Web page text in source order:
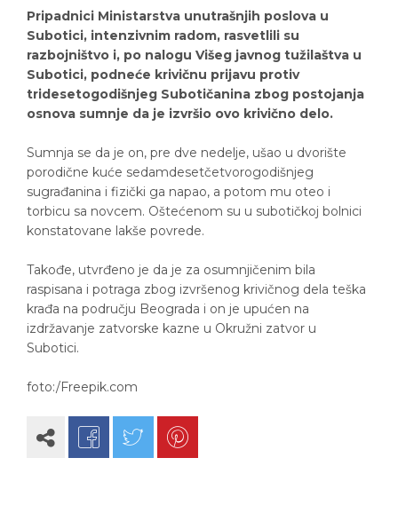
Pripadnici Ministarstva unutrašnjih poslova u
Subotici, intenzivnim radom, rasvetlili su
razbojništvo i, po nalogu Višeg javnog tužilaštva u
Subotici, podneće krivičnu prijavu protiv
tridesetogodišnjeg Subotičanina zbog postojanja
osnova sumnje da je izvršio ovo krivično delo.
Sumnja se da je on, pre dve nedelje, ušao u dvorište
porodične kuće sedamdesetčetvorogodišnjeg
sugrađanina i fizički ga napao, a potom mu oteo i
torbicu sa novcem. Oštećenom su u subotičkoj bolnici
konstatovane lakše povrede.
Takođe, utvrđeno je da je za osumnjičenim bila
raspisana i potraga zbog izvršenog krivičnog dela teška
krađa na području Beograda i on je upućen na
izdržavanje zatvorske kazne u Okružni zatvor u
Subotici.
foto:/Freepik.com